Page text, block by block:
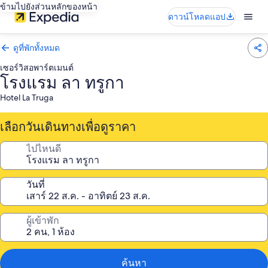
ข้ามไปยังส่วนหลักของหน้า
ดาวน์โหลดแอป
ดูที่พักทั้งหมด
เซอร์วิสอพาร์ตเมนต์
โรงแรม ลา ทรูกา
Hotel La Truga
เลือกวันเดินทางเพื่อดูราคา
ไปไหนดี
วันที่
ผู้เข้าพัก
ค้นหา